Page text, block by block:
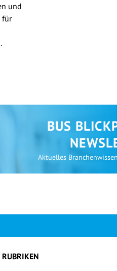
und
für
BUS
Aktuelles
RUBRIKEN